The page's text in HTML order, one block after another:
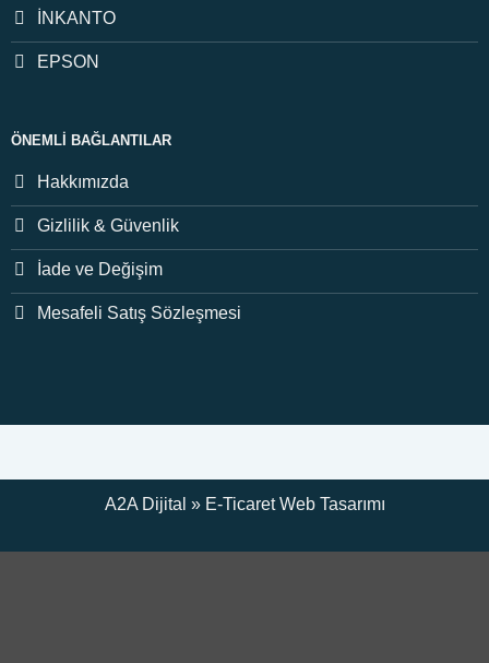
İNKANTO
EPSON
ÖNEMLI BAĞLANTILAR
Hakkımızda
Gizlilik & Güvenlik
İade ve Değişim
Mesafeli Satış Sözleşmesi
A2A Dijital » E-TicaretWeb Tasarımı